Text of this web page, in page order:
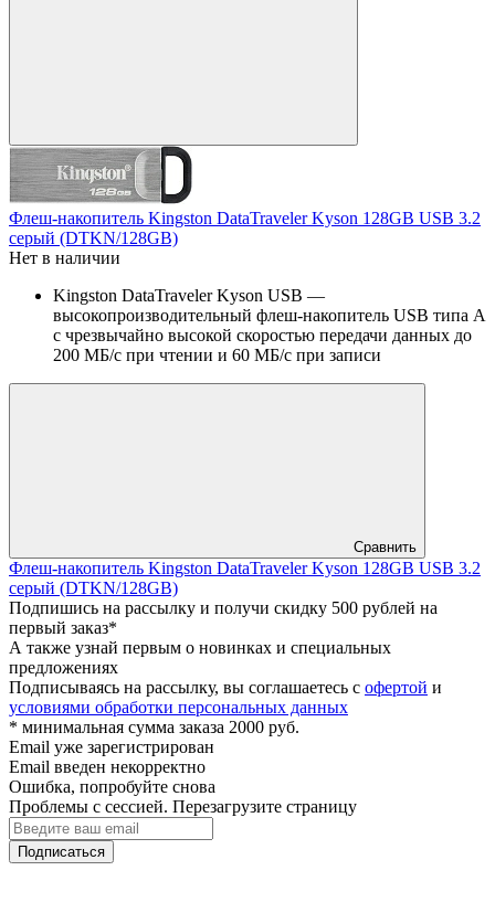
Флеш-накопитель Kingston DataTraveler Kyson 128GB USB 3.2
серый (DTKN/128GB)
Нет в наличии
Kingston DataTraveler Kyson USB —
высокопроизводительный флеш-накопитель USB типа А
с чрезвычайно высокой скоростью передачи данных до
200 МБ/с при чтении и 60 МБ/с при записи
Сравнить
Флеш-накопитель Kingston DataTraveler Kyson 128GB USB 3.2
серый (DTKN/128GB)
Подпишись на рассылку и получи скидку 500 рублей на
первый заказ*
А также узнай первым о новинках и специальных
предложениях
Подписываясь на рассылку, вы соглашаетесь с офертой и
условиями обработки персональных данных
* минимальная сумма заказа 2000 руб.
Email уже зарегистрирован
Email введен некорректно
Ошибка, попробуйте снова
Проблемы с сессией. Перезагрузите страницу
Подписаться